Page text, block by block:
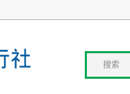
搜索